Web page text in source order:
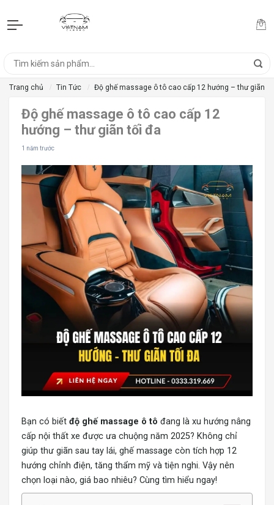
Trang chủ Tin Tức Độ ghế massage ô tô cao cấp 12 hướng – thư giãn
Độ ghế massage ô tô cao cấp 12
hướng – thư giãn tối đa
1 năm trước
Bạn có biết độ ghế massage ô tô đang là xu hướng nâng
cấp nội thất xe được ưa chuộng năm 2025? Không chỉ
giúp thư giãn sau tay lái, ghế massage còn tích hợp 12
hướng chỉnh điện, tăng thẩm mỹ và tiện nghi. Vậy nên
chọn loại nào, giá bao nhiêu? Cùng tìm hiểu ngay!